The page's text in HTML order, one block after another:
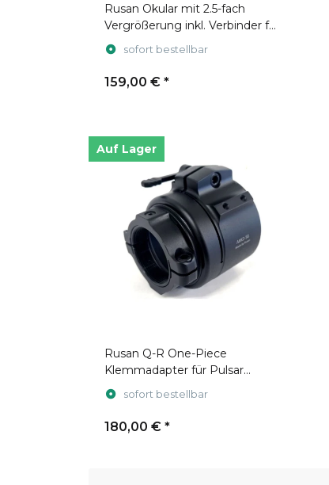
Rusan Okular mit 2.5-fach
Vergrößerung inkl. Verbinder für
Modularen Adapter
sofort bestellbar
159,00 € *
Auf Lager
Rusan Q-R One-Piece
Klemmadapter für Pulsar
Kryptonsofort bestellbar
180,00 € *